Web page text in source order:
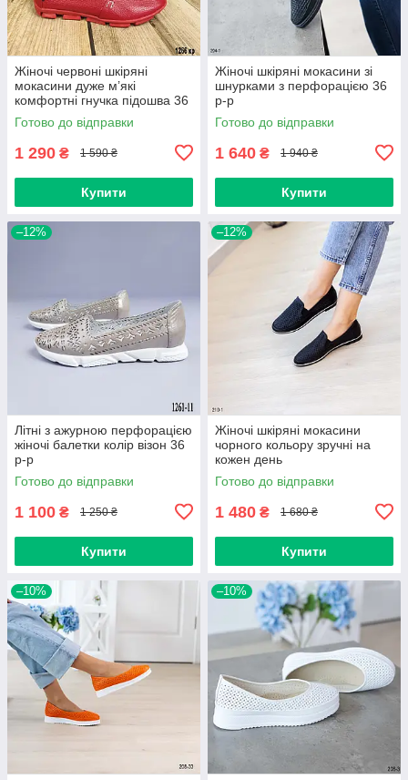
Жіночі червоні шкіряні
мокасини дуже м’які
комфортні гнучка підошва 36
р-р
Готово до відправки
1 290 ₴ 1 590 ₴
Купити
Жіночі шкіряні мокасини зі
шнурками з перфорацією 36
р-р
Готово до відправки
1 640 ₴ 1 940 ₴
Купити
–12%
Літні з ажурною перфорацією
жіночі балетки колір візон 36
р-р
Готово до відправки
1 100 ₴ 1 250 ₴
Купити
–12%
Жіночі шкіряні мокасини
чорного кольору зручні на
кожен день
Готово до відправки
1 480 ₴ 1 680 ₴
Купити
–10% –10%